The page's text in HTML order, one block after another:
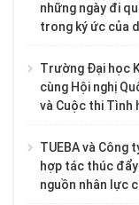
những ngày đi
trong ký ức của
Trường Đại học
cùng Hội nghị
và Cuộc thi Tình
TUEBA và Công
hợp tác thúc
nguồn nhân lực